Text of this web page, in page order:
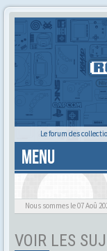
Le forum des
MENU
Alors tu trouves ?
Nous sommes le 07 Aoû
VOIR LES